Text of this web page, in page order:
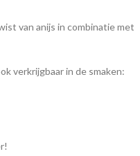
van anijs in combinatie met
verkrijgbaar in de smaken: